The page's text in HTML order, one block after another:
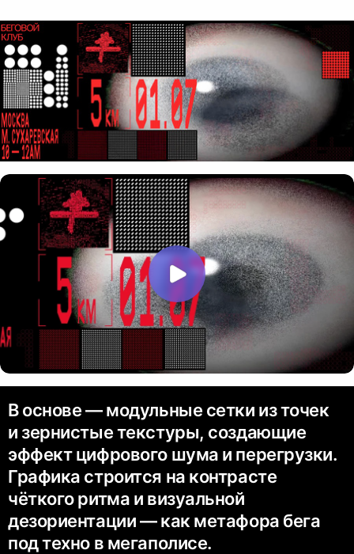
В основе — модульные сетки из точек
и зернистые текстуры, создающие
эффект цифрового шума и перегрузки.
Графика строится на контрасте
чёткого ритма и визуальной
дезориентации — как метафора бега
под техно в мегаполисе.